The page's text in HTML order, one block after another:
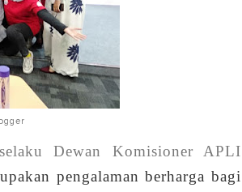
Dewan Komisioner APLI
pengalaman berharga bagi